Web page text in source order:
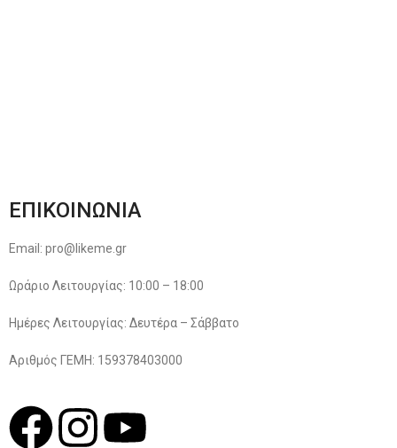
ΕΠΙΚΟΙΝΩΝΙΑ
Email: pro@likeme.gr
Ωράριο Λειτουργίας: 10:00 – 18:00
Ημέρες Λειτουργίας: Δευτέρα – Σάββατο
Αριθμός ΓΕΜΗ: 159378403000